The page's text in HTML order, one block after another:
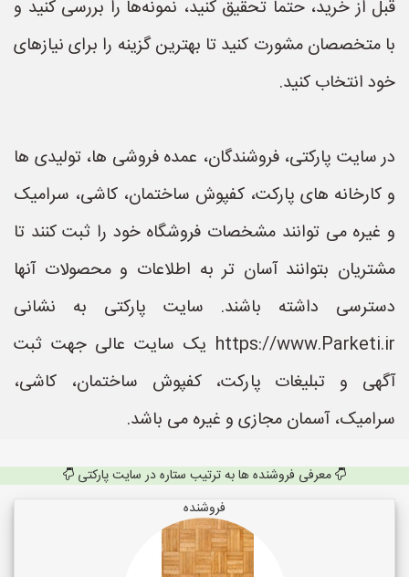
قبل از خرید، حتماً تحقیق کنید، نمونه‌ها را بررسی کنید و
با متخصصان مشورت کنید تا بهترین گزینه را برای نیازهای
خود انتخاب کنید.
در سایت پارکتی، فروشندگان، عمده فروشی ها، تولیدی ها
و کارخانه های پارکت، کفپوش ساختمان، کاشی، سرامیک
و غیره می توانند مشخصات فروشگاه خود را ثبت کنند تا
مشتریان بتوانند آسان تر به اطلاعات و محصولات آنها
دسترسی داشته باشند. سایت پارکتی به نشانی
https://www.Parketi.ir یک سایت عالی جهت ثبت
آگهی و تبلیغات پارکت، کفپوش ساختمان، کاشی،
سرامیک، آسمان مجازی و غیره می باشد.
معرفی فروشنده ها به ترتیب ستاره در سایت پارکتی
فروشنده